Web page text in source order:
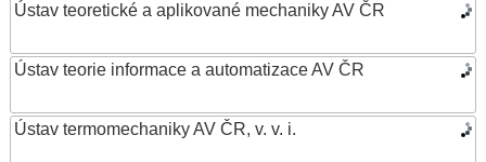
Ústav teoretické a aplikované mechaniky AV ČR
Ústav teorie informace a automatizace AV ČR
Ústav termomechaniky AV ČR, v. v. i.